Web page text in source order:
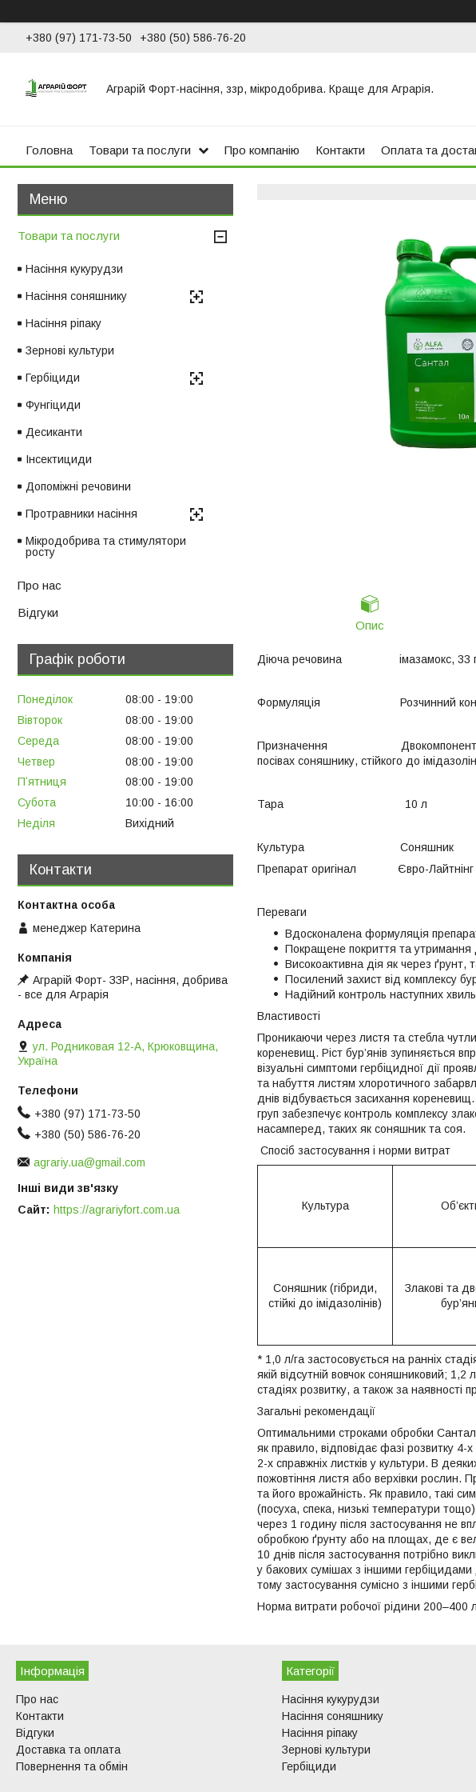
+380 (97) 171-73-50 +380 (50) 586-76-20
Аграрій Форт-насіння, ззр, мікродобрива. Краще для Аграрія.
Головна Товари та послуги Про компанію Контакти Оплата та
Опис
Діюча речовина імазамокс, 33 г/л
Формуляція Розчинний
Призначення Двокомпонентний
посівах соняшнику, стійкого до
Тара 10 л
Культура Соняшник
Препарат оригінал Євро-Лайтнінг
Переваги
Вдосконалена формуляція
Покращене покриття та утримання
Високоактивна дія як через ґрунт,
Посилений захист від комплексу
Надійний контроль наступних хвиль
Властивості
Проникаючи через листя та стебла
кореневищ. Ріст бур’янів зупиняється
візуальні симптоми гербіцидної дії
та набуття листям хлоротичного
днів відбувається засихання
груп забезпечує контроль комплексу
насамперед, таких як соняшник та соя.
Спосіб застосування і норми витрат
Культура
Соняшник (гібриди,
стійкі до імідазолінів)
Злакові та
* 1,0 л/га застосовується на ранніх
якій відсутній вовчок соняшниковий;
стадіях розвитку, а також за наявності
Загальні рекомендації
Оптимальними строками обробки
як правило, відповідає фазі розвитку
2-х справжніх листків у культури. В
пожовтіння листя або верхівки рослин.
та його врожайність. Як правило, такі
(посуха, спека, низькі температури
через 1 годину після застосування не
обробкою ґрунту або на площах, де є
10 днів після застосування потрібно
у бакових сумішах з іншими
тому застосування сумісно з іншими
Норма витрати робочої рідини 200–400
Товари та послуги
Насіння кукурудзи
Насіння соняшнику
Насіння ріпаку
Зернові культури
Гербіциди
Фунгіциди
Десиканти
Інсектициди
Допоміжні речовини
Протравники насіння
Мікродобрива та стимулятори
росту
Про нас
Відгуки
Графік роботи
Понеділок 08:00
19:00
Вівторок
08:00
19:00
Середа
08:00
19:00
Четвер
08:00
19:00
Пʼятниця
08:00
19:00
Субота
10:00
16:00
Неділя
Вихідний
Контакти
менеджер Катерина
Аграрій Форт- ЗЗР, насіння, добрива
- все для Аграрія
ул. Родниковая 12-А, Крюковщина,
Україна
+380 (97) 171-73-50
+380 (50) 586-76-20
agrariy.ua@gmail.com
Інші види зв'язку
Сайт
https://agrariyfort.com.ua
Інформація
Про нас
Контакти
Відгуки
Доставка та оплата
Повернення та обмін
Категорії
Насіння кукурудзи
Насіння соняшнику
Насіння ріпаку
Зернові культури
Гербіциди